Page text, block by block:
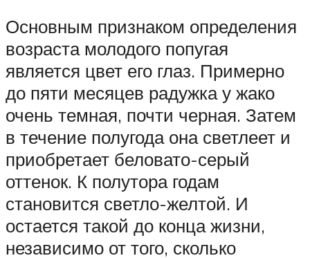
Основным признаком определения
возраста молодого попугая
является цвет его глаз. Примерно
до пяти месяцев радужка у жако
очень темная, почти черная. Затем
в течение полугода она светлеет и
приобретает беловато-серый
оттенок. К полутора годам
становится светло-желтой. И
остается такой до конца жизни,
независимо от того, сколько